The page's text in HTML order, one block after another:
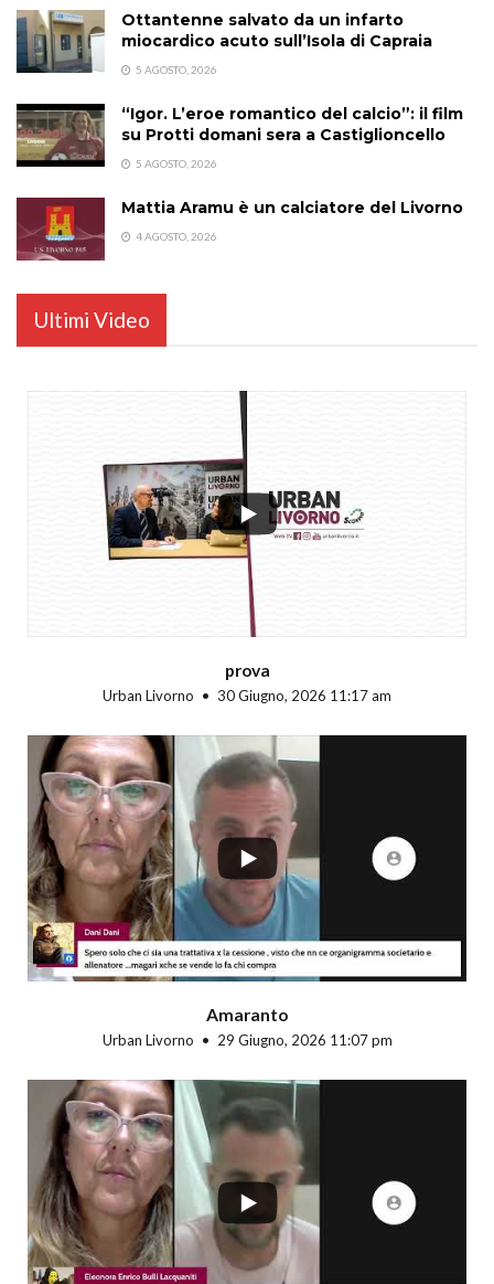
Ottantenne salvato da un infarto
miocardico acuto sull’Isola di Capraia
5 AGOSTO, 2026
“Igor. L’eroe romantico del calcio”: il film
su Protti domani sera a Castiglioncello
5 AGOSTO, 2026
Mattia Aramu è un calciatore del Livorno
4 AGOSTO, 2026
Ultimi Video
prova
Urban Livorno 30 Giugno, 2026 11:17 am
Amaranto
Urban Livorno 29 Giugno, 2026 11:07 pm